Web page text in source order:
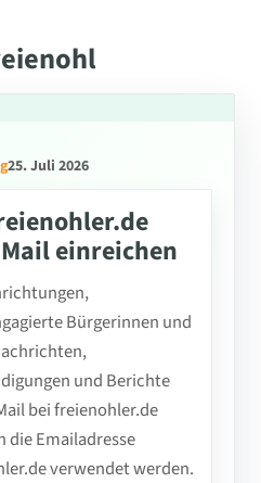
25. Juli 2026
einreichen
Bürgerinnen und
und Berichte
bei freienohler.de
die Emailadresse
verwendet werden.